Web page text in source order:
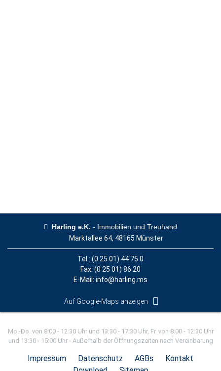
Harling e.K. - Immobilien und Treuhand
Marktallee 64, 48165 Münster
Tel.: (0 25 01) 44 75 0
Fax: (0 25 01) 86 20
E-Mail: info@harling.ms
Auf Google-Maps anzeigen
Mo.-Do. von 8:00 - 12:30 Uhr und 13:30 - 17:30 Uhr, Fr. von 8:00 - 12:30 Uhr
und 13:30 - 15:00 Uhr - Außerhalb der Öffnungszeiten nach Vereinbarung
Impressum Datenschutz AGBs
Kontakt